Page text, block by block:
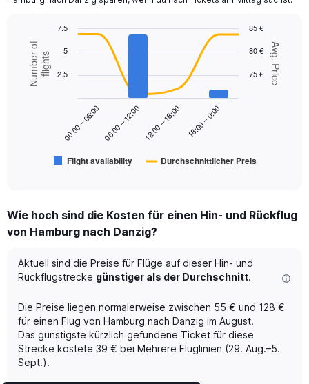
axis
displaying
values.
Range:
Combination
chart
with
data
categories.
Range:
categories.
The
chart
2
Y
axes
displaying
Avg.
Chart
graphic.
Avg. Price
Number offlights
Flight availability Durchschnittlicher Preis
00:00 – 06:00 06:00 – 12:00 12:00 – 18:00 18:00 – 0:00
75 €
80 €
85 €
2.5
5
7.5
Wie hoch sind die Kosten für einen Hin- und Rückflug
von Hamburg nach Danzig?
Aktuell sind die Preise für Flüge auf dieser Hin- und
Rückflugstrecke günstiger als der Durchschnitt.
Die Preise liegen normalerweise zwischen 55 € und 128 €
für einen Flug von Hamburg nach Danzig im August.
Das günstigste kürzlich gefundene Ticket für diese
Strecke kostete 39 € bei Mehrere Fluglinien (29. Aug.–5.
Sept.).